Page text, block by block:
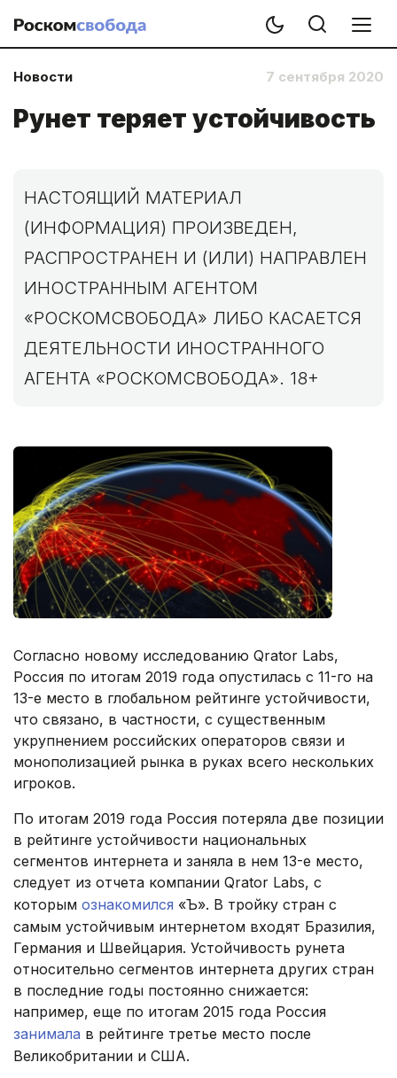
Новости 7 сентября 2020
Рунет теряет устойчивость
НАСТОЯЩИЙ МАТЕРИАЛ
(ИНФОРМАЦИЯ) ПРОИЗВЕДЕН,
РАСПРОСТРАНЕН И (ИЛИ) НАПРАВЛЕН
ИНОСТРАННЫМ АГЕНТОМ
«РОСКОМСВОБОДА» ЛИБО КАСАЕТСЯ
ДЕЯТЕЛЬНОСТИ ИНОСТРАННОГО
АГЕНТА «РОСКОМСВОБОДА». 18+
Согласно новому исследованию Qrator Labs,
Россия по итогам 2019 года опустилась с 11-го на
13-е место в глобальном рейтинге устойчивости,
что связано, в частности, с существенным
укрупнением российских операторов связи и
монополизацией рынка в руках всего нескольких
игроков.
По итогам 2019 года Россия потеряла две позиции
в рейтинге устойчивости национальных
сегментов интернета и заняла в нем 13-е место,
следует из отчета компании Qrator Labs, с
которым ознакомился «Ъ». В тройку стран с
самым устойчивым интернетом входят Бразилия,
Германия и Швейцария. Устойчивость рунета
относительно сегментов интернета других стран
в последние годы постоянно снижается:
например, еще по итогам 2015 года Россия
занимала в рейтинге третье место после
Великобритании и США.